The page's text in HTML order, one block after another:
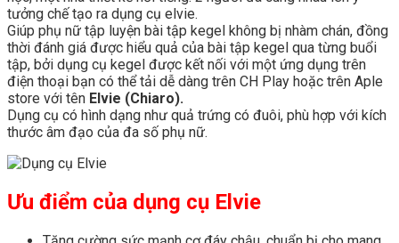
tưởng chế tạo ra dụng cụ elvie.
Giúp phụ nữ tập luyện bài tập kegel không bị nhàm chán, đồng
thời đánh giá được hiểu quả của bài tập kegel qua từng buổi
tập, bởi dụng cụ kegel được kết nối với một ứng dụng trên
điện thoại bạn có thể tải dễ dàng trên CH Play hoặc trên Aple
store với tên Elvie (Chiaro).
Dụng cụ có hình dạng như quả trứng có đuôi, phù hợp với kích
thước âm đạo của đa số phụ nữ.
Ưu điểm của dụng cụ Elvie